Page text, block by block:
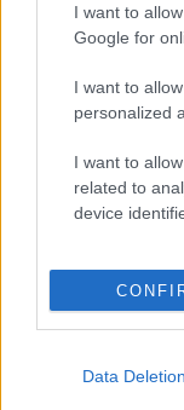
I want to
Google for
I want to
personalized
I want to
related to
device
Data Deletion
ΑρΓΕΜΗ:
Πληκτρολογίστε τη λέξη
Αρχική
Νέες Παραλαβές
Mini
Πλεκτά